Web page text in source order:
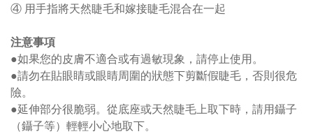
④ 用手指將天然睫毛和嫁接睫毛混合在一起
注意事項
●如果您的皮膚不適合或有過敏現象，請停止使用。
●請勿在貼眼睛或眼睛周圍的狀態下剪斷假睫毛，否則很危
險。
●延伸部分很脆弱。從底座或天然睫毛上取下時，請用鑷子
（鑷子等）輕輕小心地取下。